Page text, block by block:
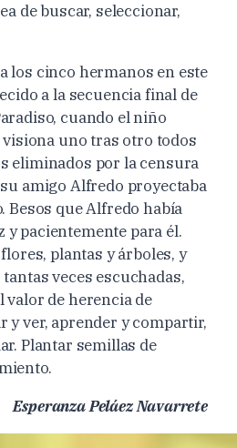
de buscar, seleccionar,
los cinco hermanos en este
a la secuencia final de
cuando el niño
visiona uno tras otro todos
eliminados por la censura
amigo Alfredo proyectaba
Besos que Alfredo había
y pacientemente para él.
plantas y árboles, y
veces escuchadas,
valor de herencia de
y ver, aprender y compartir,
Plantar semillas de
Esperanza Peláez Navarrete